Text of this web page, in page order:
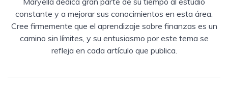
constante y a mejorar sus conocimientos en esta área.
Cree firmemente que el aprendizaje sobre finanzas es un
camino sin límites, y su entusiasmo por este tema se
refleja en cada artículo que publica.